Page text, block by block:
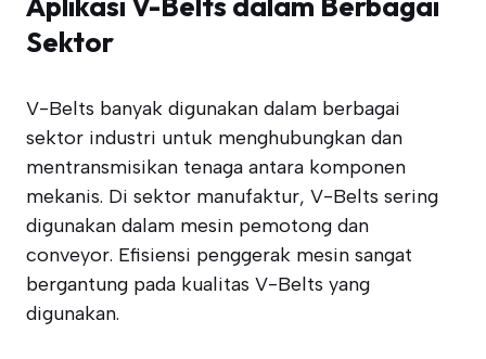
Sektor
V-Belts banyak digunakan dalam berbagai
sektor industri untuk menghubungkan dan
mentransmisikan tenaga antara komponen
mekanis. Di sektor manufaktur, V-Belts sering
digunakan dalam mesin pemotong dan
conveyor. Efisiensi penggerak mesin sangat
bergantung pada kualitas V-Belts yang
digunakan.